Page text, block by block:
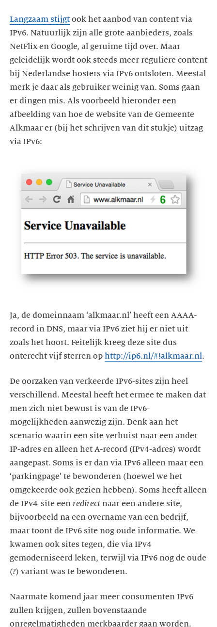
Langzaam stijgt ook het aanbod van content via
IPv6. Natuurlijk zijn alle grote aanbieders, zoals
NetFlix en Google, al geruime tijd over. Maar
geleidelijk wordt ook steeds meer reguliere content
bij Nederlandse hosters via IPv6 ontsloten. Meestal
merk je daar als gebruiker weinig van. Soms gaan
er dingen mis. Als voorbeeld hieronder een
afbeelding van hoe de website van de Gemeente
Alkmaar er (bij het schrijven van dit stukje) uitzag
via IPv6:
Ja, de domeinnaam ‘alkmaar.nl’ heeft een AAAA-
record in DNS, maar via IPv6 ziet hij er niet uit
zoals het hoort. Feitelijk kreeg deze site dus
onterecht vijf sterren op http://ip6.nl/#!alkmaar.nl.
De oorzaken van verkeerde IPv6-sites zijn heel
verschillend. Meestal heeft het ermee te maken dat
men zich niet bewust is van de IPv6-
mogelijkheden aanwezig zijn. Denk aan het
scenario waarin een site verhuist naar een ander
IP-adres en alleen het A-record (IPv4-adres) wordt
aangepast. Soms is er dan via IPv6 alleen maar een
‘parkingpage’ te bewonderen (hoewel we het
omgekeerde ook gezien hebben). Soms heeft alleen
de IPv4-site een redirect naar een andere site,
bijvoorbeeld na een overname van een bedrijf,
maar toont de IPv6 site nog oude informatie. We
kwamen ook sites tegen, die via IPv4
gemoderniseerd leken, terwijl via IPv6 nog de oude
(?) variant was te bewonderen.
Naarmate komend jaar meer consumenten IPv6
zullen krijgen, zullen bovenstaande
onregelmatigheden merkbaarder gaan worden.